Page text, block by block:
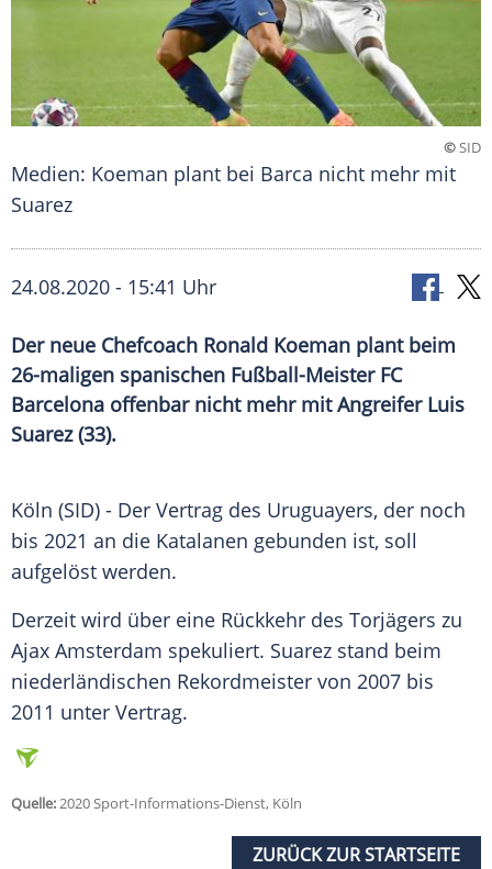
©SID
Medien: Koeman plant bei Barca nicht mehr mit
Suarez
24.08.2020 - 15:41 Uhr
Der neue Chefcoach Ronald Koeman plant beim
26-maligen spanischen Fußball-Meister FC
Barcelona offenbar nicht mehr mit Angreifer Luis
Suarez (33).
Köln (SID) - Der Vertrag des Uruguayers, der noch
bis 2021 an die Katalanen gebunden ist, soll
aufgelöst werden.
Derzeit wird über eine Rückkehr des Torjägers zu
Ajax Amsterdam spekuliert. Suarez stand beim
niederländischen Rekordmeister von 2007 bis
2011 unter Vertrag.
Quelle:2020 Sport-Informations-Dienst, Köln
ZURÜCK ZUR STARTSEITE